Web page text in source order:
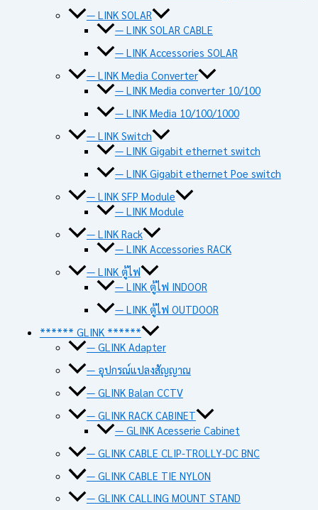
— LINK SOLAR
— LINK SOLAR CABLE
— LINK Accessories SOLAR
— LINK Media Converter
— LINK Media converter 10/100
— LINK Media 10/100/1000
— LINK Switch
— LINK Gigabit ethernet switch
— LINK Gigabit ethernet Poe switch
— LINK SFP Module
— LINK Module
— LINK Rack
— LINK Accessories RACK
— LINK ตู้ไฟ
— LINK ตู้ไฟ INDOOR
— LINK ตู้ไฟ OUTDOOR
****** GLINK ******
— GLINK Adapter
— อุปกรณ์แปลงสัญญาณ
— GLINK Balan CCTV
— GLINK RACK CABINET
— GLINK Acesserie Cabinet
— GLINK CABLE CLIP-TROLLY-DC BNC
— GLINK CABLE TIE NYLON
— GLINK CALLING MOUNT STAND